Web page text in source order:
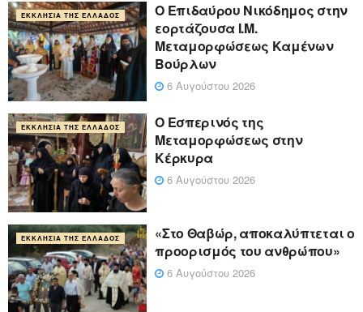
ΕΚΚΛΗΣΊΑ ΤΗΣ ΕΛΛΆΔΟΣ
Ο Επιδαύρου Νικόδημος στην
εορτάζουσα Ι.Μ.
Μεταμορφώσεως Καμένων
Βούρλων
6 Αυγούστου 2026
ΕΚΚΛΗΣΊΑ ΤΗΣ ΕΛΛΆΔΟΣ
Ο Εσπερινός της
Μεταμορφώσεως στην
Κέρκυρα
6 Αυγούστου 2026
ΕΚΚΛΗΣΊΑ ΤΗΣ ΕΛΛΆΔΟΣ
«Στο Θαβώρ, αποκαλύπτεται ο
προορισμός του ανθρώπου»
6 Αυγούστου 2026